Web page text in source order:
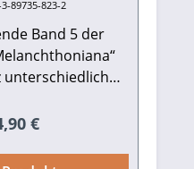
3-89735-823-2
Band 5 der
unterschiedliche
der beiden
Preis:
€